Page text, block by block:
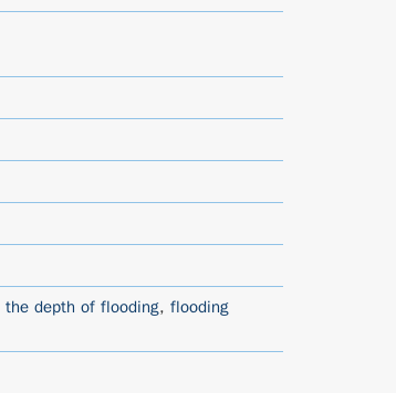
the depth of flooding, flooding